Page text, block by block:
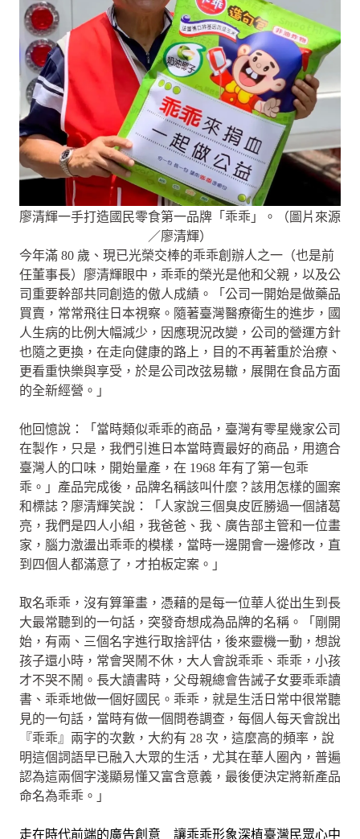
廖清輝一手打造國民零食第一品牌「乖乖」。（圖片來源
／廖清輝）
今年滿 80 歲、現已光榮交棒的乖乖創辦人之一（也是前
任董事長）廖清輝眼中，乖乖的榮光是他和父親，以及公
司重要幹部共同創造的傲人成績。「公司一開始是做藥品
買賣，常常飛往日本視察。隨著臺灣醫療衛生的進步，國
人生病的比例大幅減少，因應現況改變，公司的營運方針
也隨之更換，在走向健康的路上，目的不再著重於治療、
更看重快樂與享受，於是公司改弦易轍，展開在食品方面
的全新經營。」
他回憶說：「當時類似乖乖的商品，臺灣有零星幾家公司
在製作，只是，我們引進日本當時賣最好的商品，用適合
臺灣人的口味，開始量產，在 1968 年有了第一包乖
乖。」產品完成後，品牌名稱該叫什麼？該用怎樣的圖案
和標誌？廖清輝笑說：「人家說三個臭皮匠勝過一個諸葛
亮，我們是四人小組，我爸爸、我、廣告部主管和一位畫
家，腦力激盪出乖乖的模樣，當時一邊開會一邊修改，直
到四個人都滿意了，才拍板定案。」
取名乖乖，沒有算筆畫，憑藉的是每一位華人從出生到長
大最常聽到的一句話，突發奇想成為品牌的名稱。「剛開
始，有兩、三個名字進行取捨評估，後來靈機一動，想說
孩子還小時，常會哭鬧不休，大人會說乖乖、乖乖，小孩
才不哭不鬧。長大讀書時，父母親總會告誡子女要乖乖讀
書、乖乖地做一個好國民。乖乖，就是生活日常中很常聽
見的一句話，當時有做一個問卷調查，每個人每天會說出
『乖乖』兩字的次數，大約有 28 次，這麼高的頻率，說
明這個詞語早已融入大眾的生活，尤其在華人圈內，普遍
認為這兩個字淺顯易懂又富含意義，最後便決定將新產品
命名為乖乖。」
走在時代前端的廣告創意 讓乖乖形象深植臺灣民眾心中